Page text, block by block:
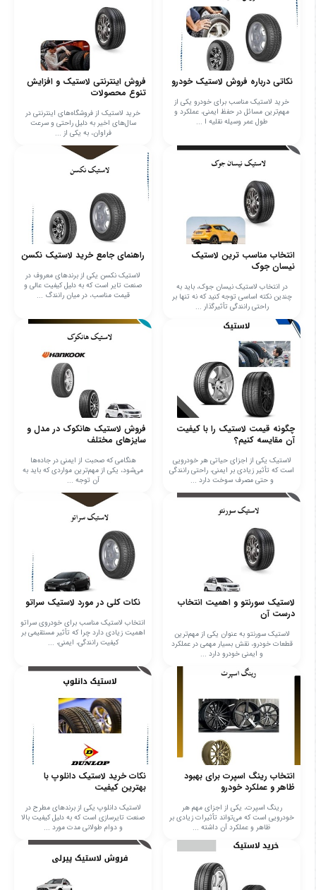
نکاتی درباره فروش لاستیک خودرو
خرید لاستیک مناسب برای خودرو یکی از
مهم‌ترین مسائل در حفظ ایمنی، عملکرد و
طول عمر وسیله نقلیه ا ...
فروش اینترنتی لاستیک و افزایش
تنوع محصولات
خرید لاستیک از فروشگاه‌های اینترنتی در
سال‌های اخیر به دلیل راحتی و سرعت
فراوان، به یکی از ...
انتخاب مناسب ترین لاستیک
نیسان جوک
در انتخاب لاستیک نیسان جوک، باید به
چندین نکته اساسی توجه کنید که نه تنها بر
راحتی رانندگی تأثیرگذار ...
راهنمای جامع خرید لاستیک نکسن
لاستیک نکسن یکی از برندهای معروف در
صنعت تایر است که به دلیل کیفیت عالی و
قیمت مناسب، در میان رانندگ ...
چگونه قیمت لاستیک را با کیفیت
آن مقایسه کنیم؟
لاستیک یکی از اجزای حیاتی هر خودرویی
است که تأثیر زیادی بر ایمنی، راحتی رانندگی
و حتی مصرف سوخت دارد ...
فروش لاستیک هانکوک در مدل و
سایزهای مختلف
هنگامی که صحبت از ایمنی در جاده‌ها
می‌شود، یکی از مهم‌ترین مواردی که باید به
آن توجه ...
لاستیک سورنتو و اهمیت انتخاب
درست آن
لاستیک سورنتو به عنوان یکی از مهم‌ترین
قطعات خودرو، نقش بسیار مهمی در عملکرد
و ایمنی خودرو دارد ...
نکات کلی در مورد لاستیک سراتو
انتخاب لاستیک مناسب برای خودروی سراتو
اهمیت زیادی دارد چرا که تأثیر مستقیمی بر
کیفیت رانندگی، ایمنی، ...
انتخاب رینگ اسپرت برای بهبود
ظاهر و عملکرد خودرو
رینگ اسپرت، یکی از اجزای مهم هر
خودرویی است که می‌تواند تأثیرات زیادی بر
ظاهر و عملکرد آن داشته ...
نکات خرید لاستیک دانلوپ با
بهترین کیفیت
لاستیک دانلوپ یکی از برندهای مطرح در
صنعت تایرسازی است که به دلیل کیفیت بالا
و دوام طولانی مدت مورد ...